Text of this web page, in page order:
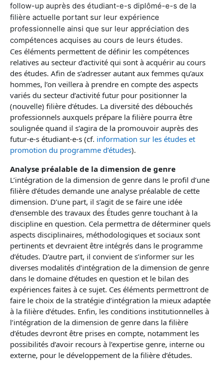
follow-up auprès des étudiant-e-s diplômé-e-s de la
filière actuelle portant sur leur expérience
professionnelle ainsi que sur leur appréciation des
compétences acquises au cours de leurs études.
Ces éléments permettent de définir les compétences
relatives au secteur d’activité qui sont à acquérir au cours
des études. Afin de s’adresser autant aux femmes qu’aux
hommes, l’on veillera à prendre en compte des aspects
variés du secteur d’activité futur pour positionner la
(nouvelle) filière d’études. La diversité des débouchés
professionnels auxquels prépare la filière pourra être
soulignée quand il s’agira de la promouvoir auprès des
futur-e-s étudiant-e-s (cf. information sur les études et
promotion du programme d’études).
Analyse préalable de la dimension de genre
L’intégration de la dimension de genre dans le profil d’une
filière d’études demande une analyse préalable de cette
dimension. D’une part, il s’agit de se faire une idée
d’ensemble des travaux des Études genre touchant à la
discipline en question. Cela permettra de déterminer quels
aspects disciplinaires, méthodologiques et sociaux sont
pertinents et devraient être intégrés dans le programme
d’études. D’autre part, il convient de s’informer sur les
diverses modalités d’intégration de la dimension de genre
dans le domaine d’études en question et le bilan des
expériences faites à ce sujet. Ces éléments permettront de
faire le choix de la stratégie d’intégration la mieux adaptée
à la filière d’études. Enfin, les conditions institutionnelles à
l’intégration de la dimension de genre dans la filière
d’études devront être prises en compte, notamment les
possibilités d’avoir recours à l’expertise genre, interne ou
externe, pour le développement de la filière d’études.